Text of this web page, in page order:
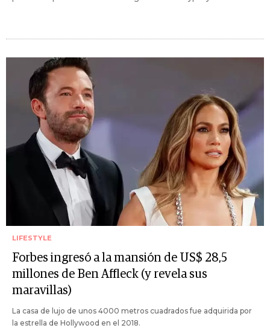
LIFESTYLE
Forbes ingresó a la mansión de US$ 28,5
millones de Ben Affleck (y revela sus
maravillas)
La casa de lujo de unos 4000 metros cuadrados fue adquirida por
la estrella de Hollywood en el 2018.